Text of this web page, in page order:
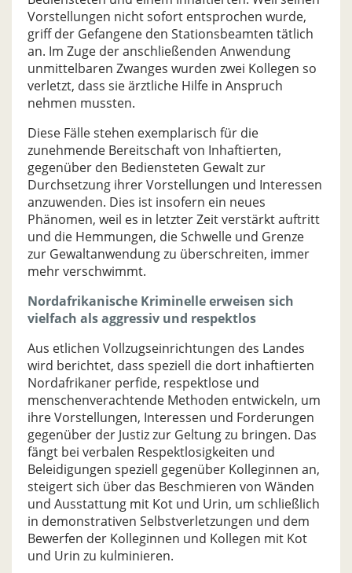
Vorstellungen nicht sofort entsprochen wurde,
griff der Gefangene den Stationsbeamten tätlich
an. Im Zuge der anschließenden Anwendung
unmittelbaren Zwanges wurden zwei Kollegen so
verletzt, dass sie ärztliche Hilfe in Anspruch
nehmen mussten.
Diese Fälle stehen exemplarisch für die
zunehmende Bereitschaft von Inhaftierten,
gegenüber den Bediensteten Gewalt zur
Durchsetzung ihrer Vorstellungen und Interessen
anzuwenden. Dies ist insofern ein neues
Phänomen, weil es in letzter Zeit verstärkt auftritt
und die Hemmungen, die Schwelle und Grenze
zur Gewaltanwendung zu überschreiten, immer
mehr verschwimmt.
Nordafrikanische Kriminelle erweisen sich
vielfach als aggressiv und respektlos
Aus etlichen Vollzugseinrichtungen des Landes
wird berichtet, dass speziell die dort inhaftierten
Nordafrikaner perfide, respektlose und
menschenverachtende Methoden entwickeln, um
ihre Vorstellungen, Interessen und Forderungen
gegenüber der Justiz zur Geltung zu bringen. Das
fängt bei verbalen Respektlosigkeiten und
Beleidigungen speziell gegenüber Kolleginnen an,
steigert sich über das Beschmieren von Wänden
und Ausstattung mit Kot und Urin, um schließlich
in demonstrativen Selbstverletzungen und dem
Bewerfen der Kolleginnen und Kollegen mit Kot
und Urin zu kulminieren.